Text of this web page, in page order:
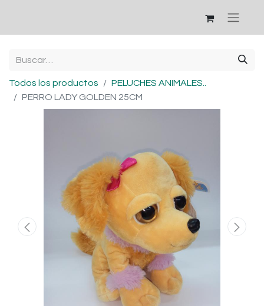
Todos los productos
PELUCHES ANIMALES..
PERRO LADY GOLDEN 25CM